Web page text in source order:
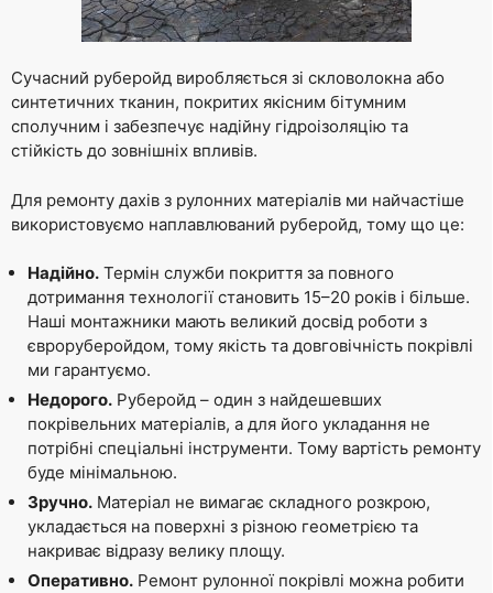
Сучасний руберойд виробляється зі скловолокна або
синтетичних тканин, покритих якісним бітумним
сполучним і забезпечує надійну гідроізоляцію та
стійкість до зовнішніх впливів.
Для ремонту дахів з рулонних матеріалів ми найчастіше
використовуємо наплавлюваний руберойд, тому що це:
Надійно. Термін служби покриття за повного
дотримання технології становить 15–20 років і більше.
Наші монтажники мають великий досвід роботи з
євроруберойдом, тому якість та довговічність покрівлі
ми гарантуємо.
Недорого. Руберойд – один з найдешевших
покрівельних матеріалів, а для його укладання не
потрібні спеціальні інструменти. Тому вартість ремонту
буде мінімальною.
Зручно. Матеріал не вимагає складного розкрою,
укладається на поверхні з різною геометрією та
накриває відразу велику площу.
Оперативно. Ремонт рулонної покрівлі можна робити